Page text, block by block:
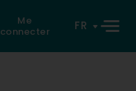
Me
connecter
FR